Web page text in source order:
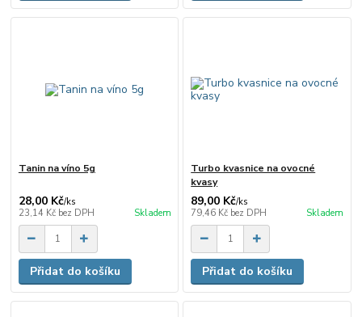
Tanin na víno 5g
28,00 Kč/ks
23,14 Kč bez DPH Skladem
Přidat do košíku
Turbo kvasnice na ovocné
kvasy
89,00 Kč/ks
79,46 Kč bez DPH Skladem
Přidat do košíku